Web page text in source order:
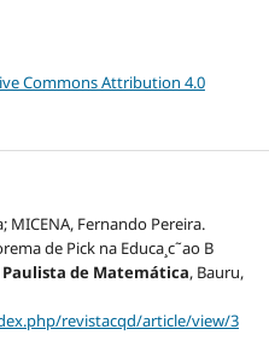
Commons Attribution 4.0
MICENA, Fernando Pereira.
de Pick na Educa¸c˜ao B
Paulista de Matemática, Bauru,
revistacqd/article/view/3